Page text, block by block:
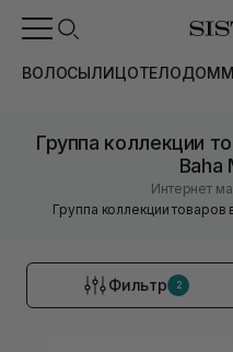
ВОЛОСЫЛИЦОТЕЛОДОМ
Группа коллекции
Baha
Интернет
Группа коллекции
Фильтр 2